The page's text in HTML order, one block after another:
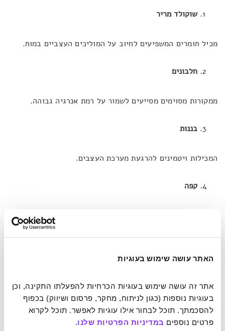
האתר עושה שימוש בעוגיות
פרטים נוספים במדיניות הפרטיות שלנו.
שוקולד מריר
מכיל חומרים המשפיעים לחיוב על המוליכים העצביים במוח.
חלבונים
ממקורות מסוימים מסייעים לשמור על רמת אנרגיה גבוהה.
בננות
המכילות ויטמינים להרגעת מערכת העצבים.
קפה
מפעיל במוח תהליכים שמסייעים לשמור על מצב רוח מרומם.
פירות יער